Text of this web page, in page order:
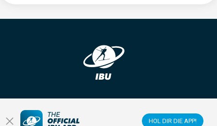
HOL DIR DIE APP!
Melde dich bei unserem Newsletter an! ABONNIEREN